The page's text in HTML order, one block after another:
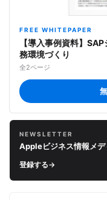
FREE WHITEPAPER
【導入事例資料】
務環境づくり
全2ページ
NEWSLETTER
Appleビジネス情報メ
登録する→